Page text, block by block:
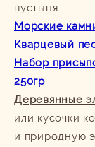
пустыня.
Морские
Кварцевый
Набор
250гр
Деревянные
или кусочки
и природную